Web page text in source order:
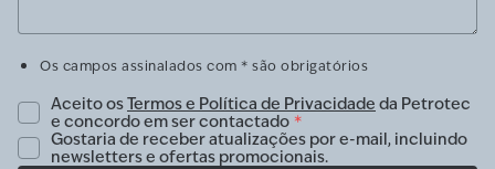
Os campos assinalados com * são obrigatórios
Aceito osTermos e Política de Privacidade da Petrotec
e concordo em ser contactado *
Gostaria de receber atualizações por e-mail, incluindo
newsletters e ofertas promocionais.